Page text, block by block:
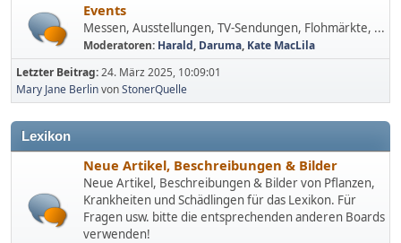
Events
Messen, Ausstellungen, TV-Sendungen, Flohmärkte, ...
Moderatoren: Harald, Daruma, Kate MacLila
Letzter Beitrag:24. März 2025, 10:09:01
Mary Jane BerlinvonStonerQuelle
Lexikon
Neue Artikel, Beschreibungen & Bilder
Neue Artikel, Beschreibungen & Bilder von Pflanzen,
Krankheiten und Schädlingen für das Lexikon. Für
Fragen usw. bitte die entsprechenden anderen Boards
verwenden!